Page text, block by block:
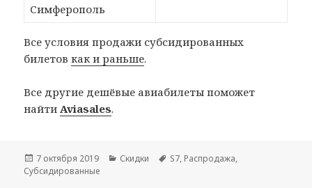
Симферополь
Все условия продажи субсидированных
билетовкак и раньше.
Все другие дешёвые авиабилеты поможет
найти Aviasales.
Опубликовано
7 октября 2019 Рубрики
Скидки Метки
S7, Распродажа,
Субсидированные